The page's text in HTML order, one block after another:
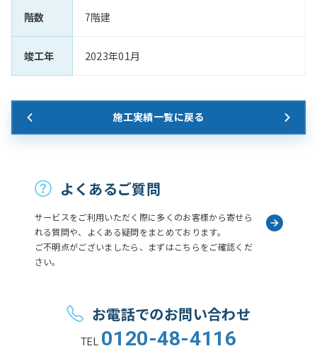
階数 7階建
竣工年 2023年01月
施工実績一覧に戻る
よくあるご質問
サービスをご利用いただく際に多くのお客様から寄せら
れる質問や、よくある疑問をまとめております。
ご不明点がございましたら、まずはこちらをご確認くだ
さい。
お電話でのお問い合わせ
TEL 0120-48-4116